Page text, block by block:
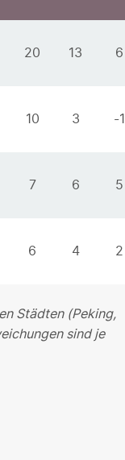
20 13 6
10 3 -1
7 6 5
6 4 2
Städten (Peking,
sind je